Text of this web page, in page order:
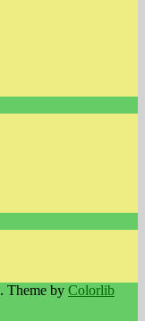
. Theme by Colorlib